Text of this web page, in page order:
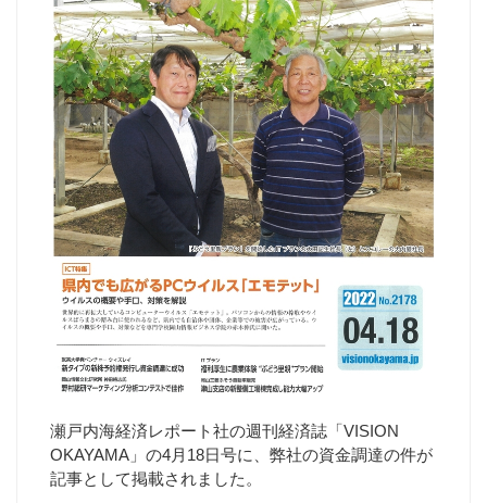
瀬戸内海経済レポート社の週刊経済誌「VISION
OKAYAMA」の4月18日号に、弊社の資金調達の件が
記事として掲載されました。